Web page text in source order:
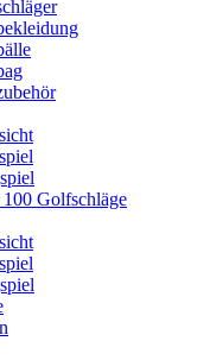
100 Golfschläge